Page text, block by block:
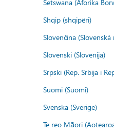
Setswana (Aforika
Shqip (shqipëri)
Slovenčina
Slovenski (Slovenija)
Srpski (Rep. Srbija i
Suomi (Suomi)
Svenska (Sverige)
Te reo Māori